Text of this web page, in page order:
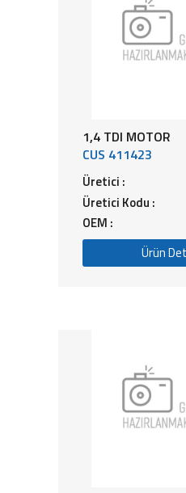
1,4 TDI MOTOR
CUS 411423
Üretici :
Üretici Kodu :
OEM :
Ürün